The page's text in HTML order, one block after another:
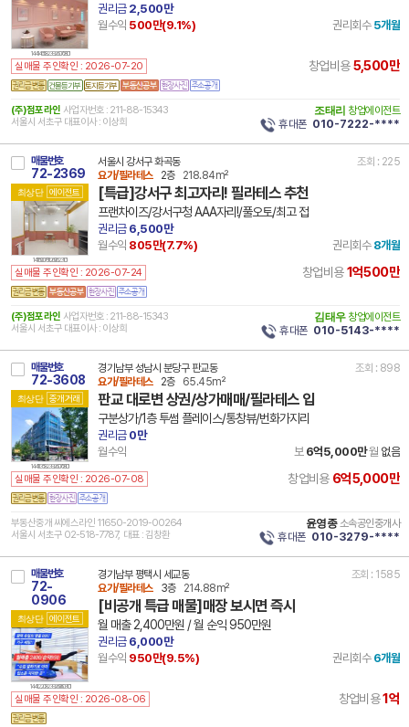
14 41465 8239 260708 101
권리금2,500만
월수익 500만(9.1%) 권리회수 5개월
실매물 주인확인 : 2026-07-20 창업비용5,500만
건물등기부 토지등기부
(주)점포라인 사업자번호 : 211-88-15343
서울시 서초구 대표이사 : 이상희
조태리 창업에이전트
휴대폰 010-7222-****
매물번호
72-2369
최상단 에이전트
14 11500 7911 260623 101
서울시 강서구 화곡동
조회 : 225
요가/필라테스
2층 218.84m²
[특급]강서구 최고자리! 필라테스 추천
프랜차이즈/강서구청 AAA자리!/풀오토/최고 접
권리금6,500만
월수익 805만(7.7%) 권리회수 8개월
실매물 주인확인 : 2026-07-24 창업비용1억500만
(주)점포라인 사업자번호 : 211-88-15343
서울시 서초구 대표이사 : 이상희
김태우 창업에이전트
휴대폰 010-5143-****
매물번호
72-3608
최상단 중개거래
14 41135 8239 260708 101
경기남부 성남시 분당구 판교동
조회 : 898
요가/필라테스
2층 65.45m²
판교 대로변 상권/상가매매/필라테스 입
구분상가/1층 투썸 플레이스/통창뷰/번화가지리
권리금0만
월수익
보6억5,000만월 없음
실매물 주인확인 : 2026-07-08 창업비용 6억5,000만
부동산중개 씨에스라인 11650-2019-00264
서울시 서초구 02-518-7787, 대표 : 김창환
윤영종 소속공인중개사
휴대폰 010-3279-****
매물번호
72-
0906
최상단 에이전트
14 41220 8239 260603 101
경기남부 평택시 세교동
조회 : 1585
요가/필라테스
3층 214.88m²
[비공개 특급 매물]매장 보시면 즉시
월 매출 2,400만원 / 월 순익 950만원
권리금6,000만
월수익 950만(9.5%) 권리회수 6개월
실매물 주인확인 : 2026-08-06 창업비용1억